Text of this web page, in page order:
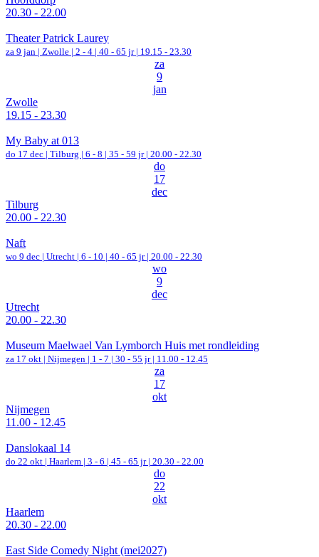
20.30 - 22.00
Theater Patrick Laurey
za 9 jan | Zwolle | 2 - 4 | 40 - 65 jr | 19.15 - 23.30
za
9
jan
Zwolle
19.15 - 23.30
My Baby at 013
do 17 dec | Tilburg | 6 - 8 | 35 - 59 jr | 20.00 - 22.30
do
17
dec
Tilburg
20.00 - 22.30
Naft
wo 9 dec | Utrecht | 6 - 10 | 40 - 65 jr | 20.00 - 22.30
wo
9
dec
Utrecht
20.00 - 22.30
Museum Maelwael Van Lymborch Huis met rondleiding
za 17 okt | Nijmegen | 1 - 7 | 30 - 55 jr | 11.00 - 12.45
za
17
okt
Nijmegen
11.00 - 12.45
Danslokaal 14
do 22 okt | Haarlem | 3 - 6 | 45 - 65 jr | 20.30 - 22.00
do
22
okt
Haarlem
20.30 - 22.00
East Side Comedy Night (mei2027)